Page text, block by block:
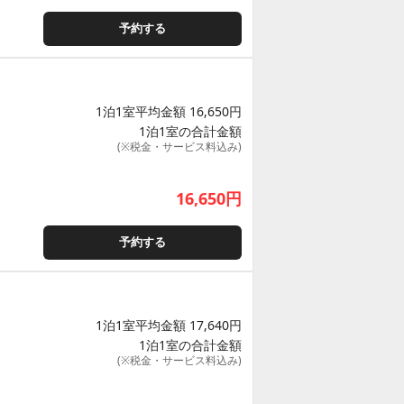
予約する
1泊1室平均金額 16,650円
1泊1室の合計金額
(※税金・サービス料込み)
16,650円
予約する
1泊1室平均金額 17,640円
1泊1室の合計金額
(※税金・サービス料込み)